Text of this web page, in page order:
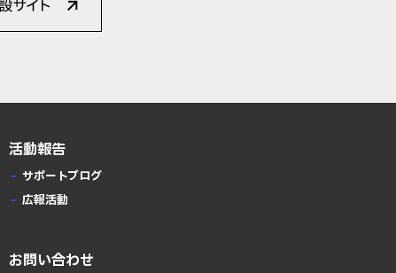
活動報告
サポートブログ
広報活動
お問い合わせ